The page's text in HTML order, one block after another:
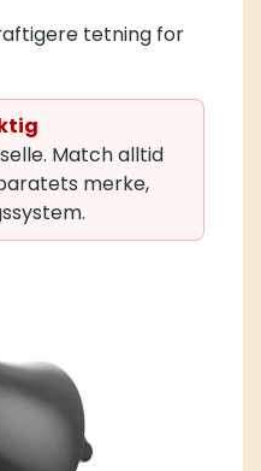
tetning for
Match alltid
merke,